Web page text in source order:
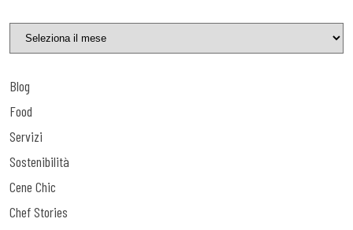
Blog
Food
Servizi
Sostenibilità
Cene Chic
Chef Stories